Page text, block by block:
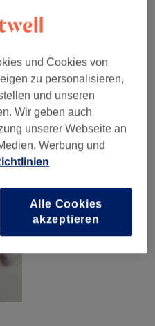
und Cookies von
zu personalisieren,
und unseren
Wir geben auch
unserer Webseite an
Werbung und
Alle Cookies
akzeptieren